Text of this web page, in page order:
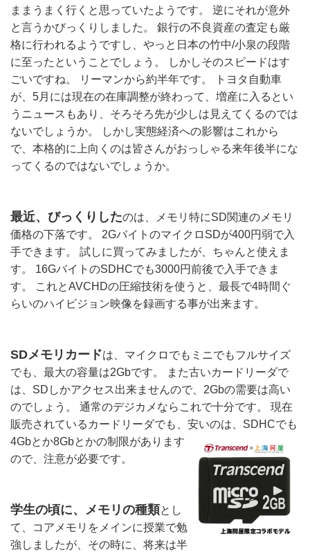
ままうまく行くと思っていたようです。 逆にそれが意外
と言うかびっくりしました。 銀行の不良資産の査定も厳
格に行われるようですし、やっと日本の竹中/小泉の段階
に至ったということでしょう。 しかしそのスピードはす
ごいですね。 リーマンから約半年です。 トヨタ自動車
が、5月には現在の在庫調整が終わって、増産に入るとい
うニュースもあり、そろそろ先が少しは見えてくるのでは
ないでしょうか。 しかし実態経済への影響はこれから
で、本格的に上向くのは皆さんがおっしゃる来年後半にな
ってくるのではないでしょうか。
最近、びっくりしたのは、メモリ特にSD関連のメモリ
価格の下落です。 2GバイトのマイクロSDが400円弱で入
手できます。 試しに買ってみましたが、ちゃんと使えま
す。 16GバイトのSDHCでも3000円前後で入手できま
す。 これとAVCHDの圧縮技術を使うと、最長で4時間ぐ
らいのハイビジョン映像を録画する事が出来ます。
SDメモリカードは、マイクロでもミニでもフルサイズ
でも、最大の容量は2Gbです。 また古いカードリーダで
は、SDしかアクセス出来ませんので、2Gbの需要は高い
のでしょう。 通常のデジカメならこれで十分です。 現在
販売されているカードリーダでも、安いのは、SDHCでも
4Gbとか8Gbとかの制限があ ります
ので、注意が必要です。
学生の頃に、メモリの種類とし
て、コアメモリをメインに授業で勉
強しましたが、その時に、将来は半